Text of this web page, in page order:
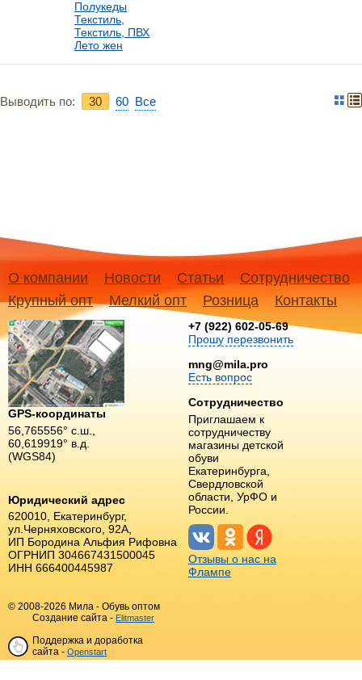
Полукеды
Текстиль,
Текстиль, ПВХ
Лето жен
Выводить по: 30 60 Bce
О компании Новости Статьи
Сотрудничество
Крупный опт
Мелкий опт Розница Контакты
GPS-координаты
56,765556° с.ш.,
60,619919° в.д.
(WGS84)
Юридический адрес
620010, Екатеринбург,
ул.Черняховского, 92А,
ИП Бородина Альфия Рифовна
ОГРНИП 304667431500045
ИНН 666400445987
+7 (922) 602-05-69
Прошу перезвонить
mng@mila.pro
Есть вопрос
Сотрудничество
Приглашаем к
сотрудничеству
магазины детской
обуви
Екатеринбурга,
Свердловской
области, УрФО и
России.
Отзывы о нас на
Флампе
© 2008-2026 Мила - Обувь оптом
Создание сайта - Elitmaster
Поддержка и доработка
сайта - Openstart